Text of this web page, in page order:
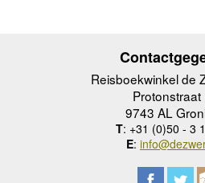
Reisboekwinkel de
Protonstraat
9743 AL
T: +31 (0)50 - 3
E: